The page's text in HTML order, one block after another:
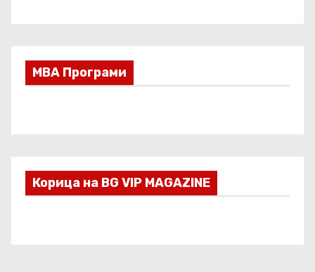
МВА Програми
Корица на BG VIP MAGAZINE